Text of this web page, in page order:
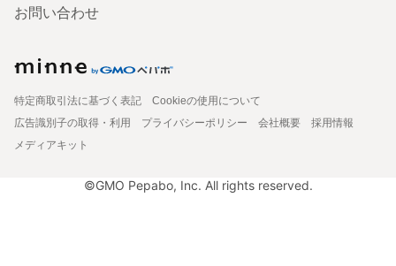
お問い合わせ
特定商取引法に基づく表記
Cookieの使用について
広告識別子の取得・利用
プライバシーポリシー 会社概要
採用情報
メディアキット
©GMO Pepabo, Inc. All rights reserved.